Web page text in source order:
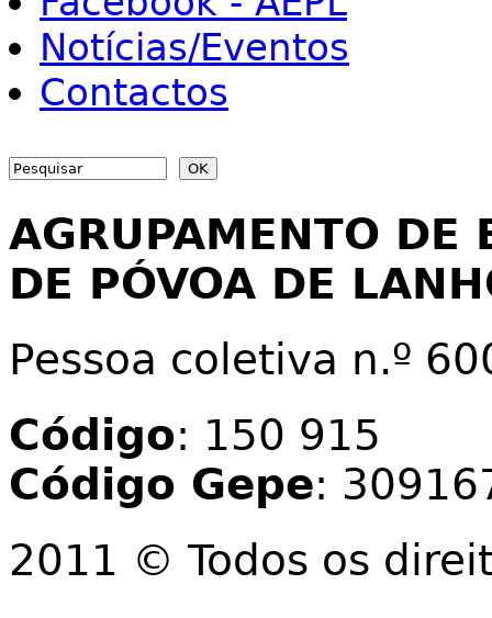
Notícias/Eventos
Contactos
Search form
AGRUPAMENTO DE
DE PÓVOA DE
Pessoa coletiva n.º
Código: 150 915
Código Gepe:
2011 © Todos os